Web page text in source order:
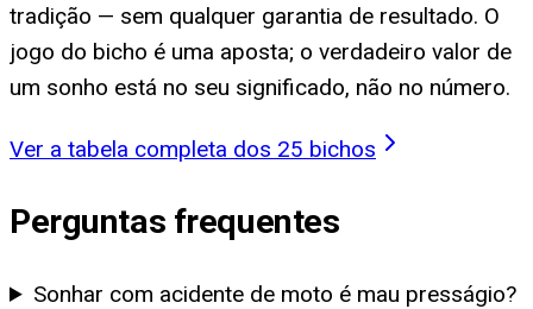
tradição — sem qualquer garantia de resultado. O
jogo do bicho é uma aposta; o verdadeiro valor de
um sonho está no seu significado, não no número.
Ver a tabela completa dos 25 bichos
Perguntas frequentes
Sonhar com acidente de moto é mau presságio?